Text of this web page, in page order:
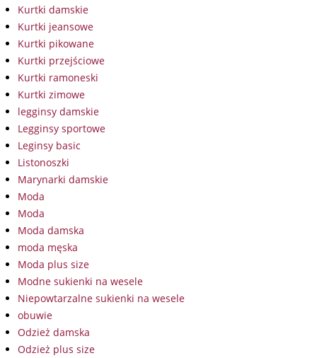
Kurtki damskie
Kurtki jeansowe
Kurtki pikowane
Kurtki przejściowe
Kurtki ramoneski
Kurtki zimowe
legginsy damskie
Legginsy sportowe
Leginsy basic
Listonoszki
Marynarki damskie
Moda
Moda
Moda damska
moda męska
Moda plus size
Modne sukienki na wesele
Niepowtarzalne sukienki na wesele
obuwie
Odzież damska
Odzież plus size